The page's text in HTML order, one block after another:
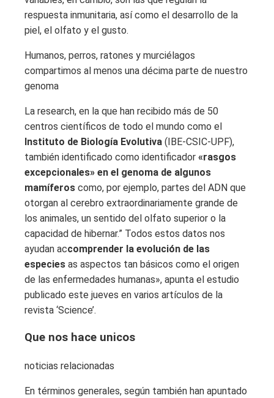
respuesta inmunitaria, así como el desarrollo de la
piel, el olfato y el gusto.
Humanos, perros, ratones y murciélagos
compartimos al menos una décima parte de nuestro
genoma
La research, en la que han recibido más de 50
centros científicos de todo el mundo como el
Instituto de Biología Evolutiva (IBE-CSIC-UPF),
también identificado como identificador «rasgos
excepcionales» en el genoma de algunos
mamíferos como, por ejemplo, partes del ADN que
otorgan al cerebro extraordinariamente grande de
los animales, un sentido del olfato superior o la
capacidad de hibernar.” Todos estos datos nos
ayudan accomprender la evolución de las
especies as aspectos tan básicos como el origen
de las enfermedades humanas», apunta el estudio
publicado este jueves en varios artículos de la
revista ‘Science’.
Que nos hace unicos
noticias relacionadas
En términos generales, según también han apuntado